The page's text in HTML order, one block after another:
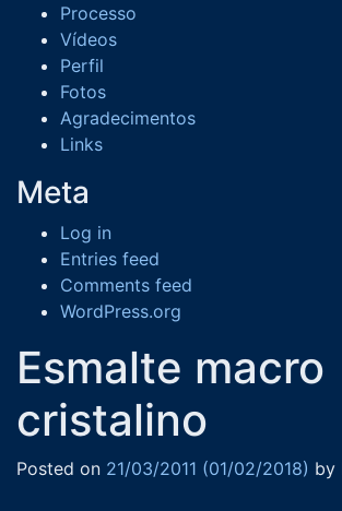
Processo
Vídeos
Perfil
Fotos
Agradecimentos
Links
Meta
Log in
Entries feed
Comments feed
WordPress.org
Esmalte macro
cristalino
Posted on 21/03/2011 (01/02/2018) by